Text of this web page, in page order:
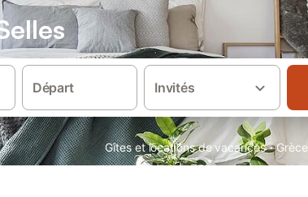
Départ Invités
Gîtes et locations de vacances · Grèce